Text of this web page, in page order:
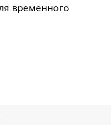
временного